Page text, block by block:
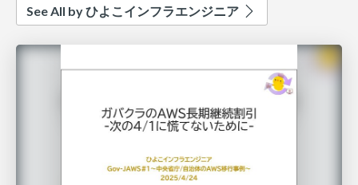
See All by ひよこインフラエンジニア